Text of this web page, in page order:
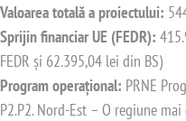
Valoarea totală a proiectului:
Sprijin financiar UE (FEDR):
FEDR și 62.395,04 lei din BS)
Program operațional: PRNE
P2.P2. Nord-Est – O regiune